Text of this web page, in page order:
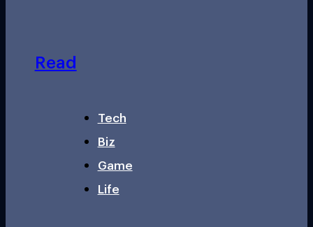
Read
Tech
Biz
Game
Life